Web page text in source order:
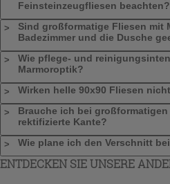
Feinsteinzeugfliesen beachten?
Sind großformatige Fliesen mit
Badezimmer und die Dusche
Wie pflege- und
Marmoroptik?
Wirken helle 90x90 Fliesen
Brauche ich bei
rektifizierte Kante?
Wie plane ich den Verschnitt
ENTDECKEN SIE UNSERE